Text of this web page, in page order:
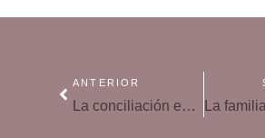
ANTERIOR
La conciliación es una de las claves para mejorar la salud de la mujer